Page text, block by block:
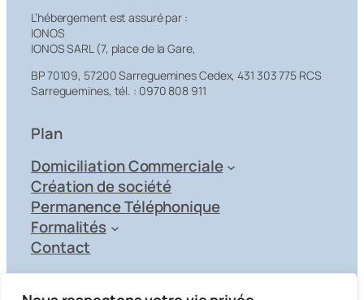
L’hébergement est assuré par :
IONOS
IONOS SARL (7, place de la Gare,
BP 70109, 57200 Sarreguemines Cedex, 431 303 775 RCS
Sarreguemines, tél. : 0970 808 911
Plan
Domiciliation Commerciale
Création de société
Permanence Téléphonique
Formalités
Contact
Agrément de domiciliation de société de la Préfecture du